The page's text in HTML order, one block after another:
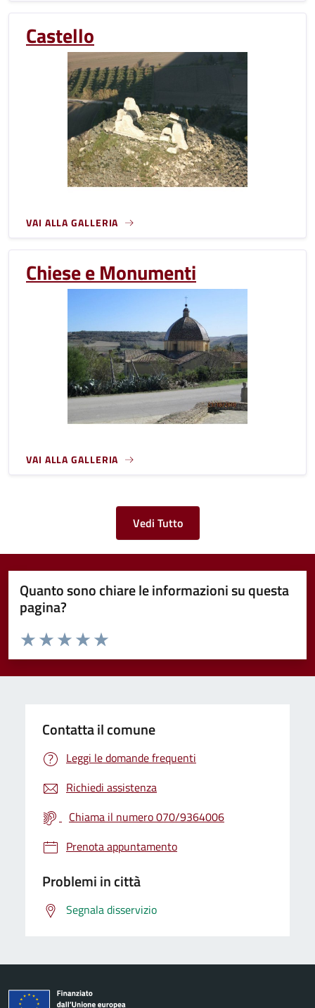
Castello
VAI ALLA GALLERIA
Chiese e Monumenti
VAI ALLA GALLERIA
Vedi Tutto
Quanto sono chiare le informazioni su questa
pagina?
Valuta da 1 a 5 stelle la pagina
Valuta 5 stelle su 5
Valuta 4 stelle su 5
Valuta 3 stelle su 5
Valuta 2 stelle su 5
Valuta 1 stelle su 5
Contatta il comune
Leggi le domande frequenti
Richiedi assistenza
Chiama il numero 070/9364006
Prenota appuntamento
Problemi in città
Segnala disservizio